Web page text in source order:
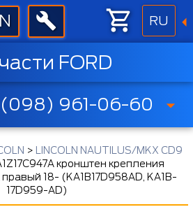
RU
FORD
(098) 961-06-60
>
LINCOLN NAUTILUS/MKX CD9
кронштен крепления
18- (KA1B17D958AD, KA1B-
17D959-AD)